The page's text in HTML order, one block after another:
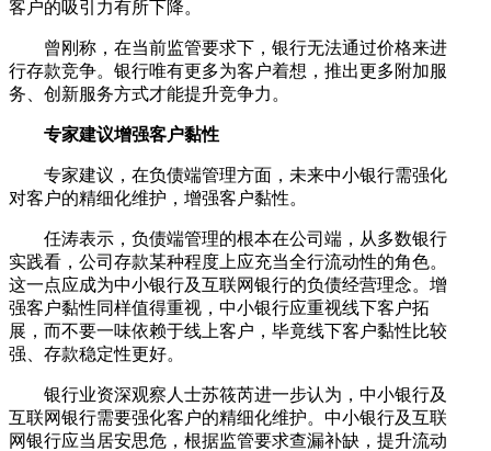
客户的吸引力有所下降。
曾刚称，在当前监管要求下，银行无法通过价格来进
行存款竞争。银行唯有更多为客户着想，推出更多附加服
务、创新服务方式才能提升竞争力。
专家建议增强客户黏性
专家建议，在负债端管理方面，未来中小银行需强化
对客户的精细化维护，增强客户黏性。
任涛表示，负债端管理的根本在公司端，从多数银行
实践看，公司存款某种程度上应充当全行流动性的角色。
这一点应成为中小银行及互联网银行的负债经营理念。增
强客户黏性同样值得重视，中小银行应重视线下客户拓
展，而不要一味依赖于线上客户，毕竟线下客户黏性比较
强、存款稳定性更好。
银行业资深观察人士苏筱芮进一步认为，中小银行及
互联网银行需要强化客户的精细化维护。中小银行及互联
网银行应当居安思危，根据监管要求查漏补缺，提升流动